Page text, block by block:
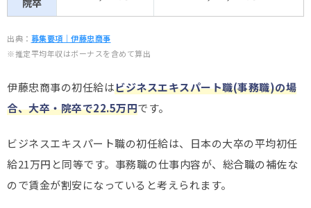
院卒
出典： 募集要項｜伊藤忠商事
※推定平均年収はボーナスを含めて算出
伊藤忠商事の初任給はビジネスエキスパート職(事務職)の場
合、大卒・院卒で22.5万円です。
ビジネスエキスパート職の初任給は、日本の大卒の平均初任
給21万円と同等です。事務職の仕事内容が、総合職の補佐な
ので賃金が割安になっていると考えられます。